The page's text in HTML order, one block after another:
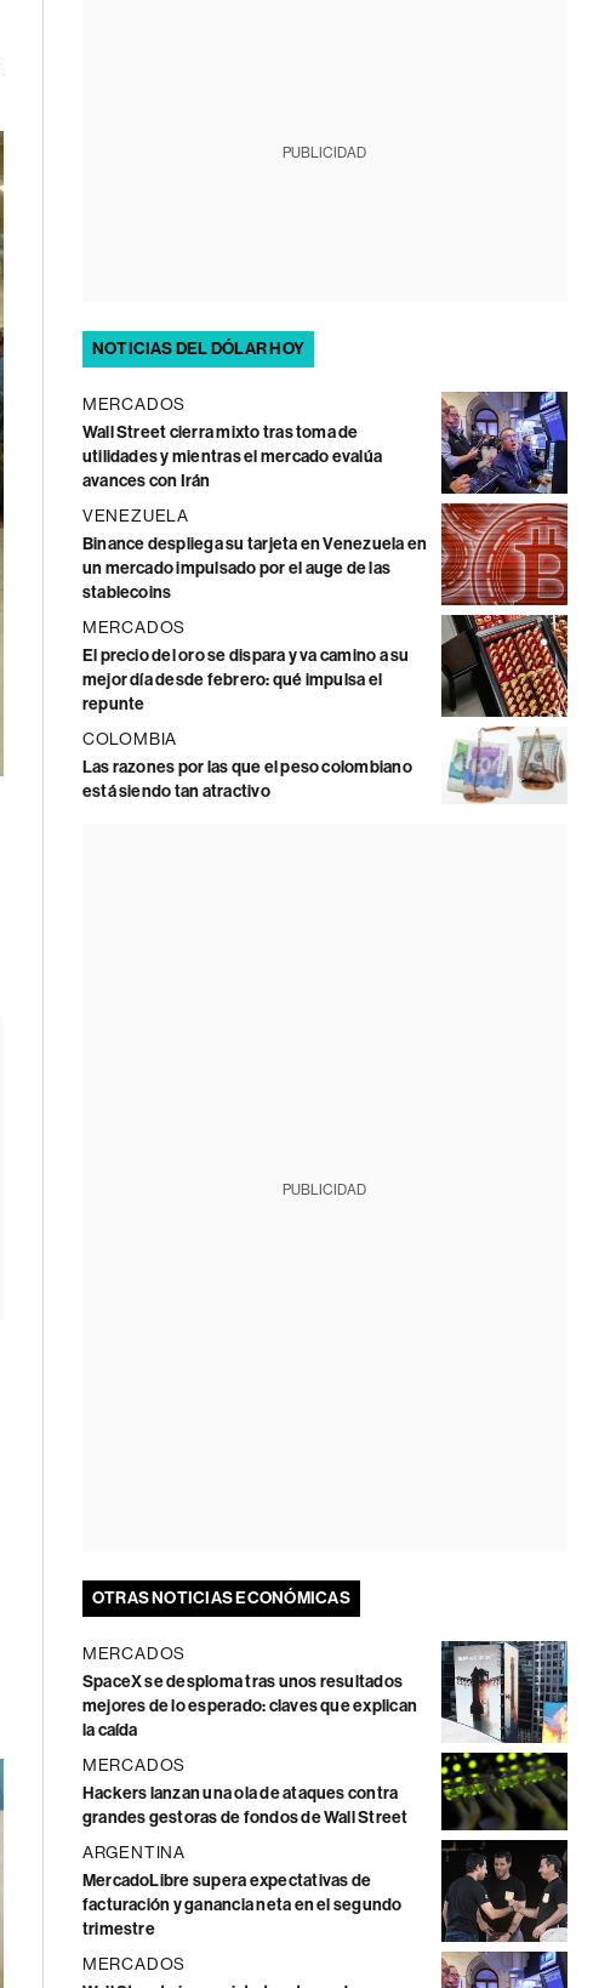
PUBLICIDAD
NOTICIAS DEL DÓLAR HOY
MERCADOS
Wall Street cierra mixto tras toma de
utilidades y mientras el mercado evalúa
avances con Irán
VENEZUELA
Binance despliega su tarjeta en Venezuela en
un mercado impulsado por el auge de las
stablecoins
MERCADOS
El precio del oro se dispara y va camino a su
mejor día desde febrero: qué impulsa el
repunte
COLOMBIA
Las razones por las que el peso colombiano
está siendo tan atractivo
PUBLICIDAD
OTRAS NOTICIAS ECONÓMICAS
MERCADOS
SpaceX se desploma tras unos resultados
mejores de lo esperado: claves que explican
la caída
MERCADOS
Hackers lanzan una ola de ataques contra
grandes gestoras de fondos de Wall Street
ARGENTINA
MercadoLibre supera expectativas de
facturación y ganancia neta en el segundo
trimestre
MERCADOS